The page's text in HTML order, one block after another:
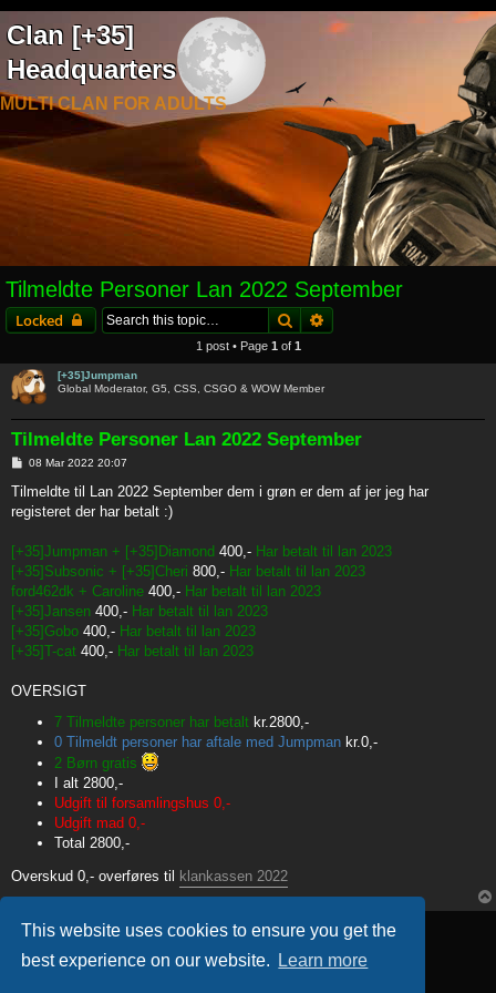
This website uses cookies to ensure you get the
best experience on our website.
Learn more
Clan [+35]
Headquarters
MULTI CLAN FOR ADULTS
Tilmeldte Personer Lan 2022 September
Locked SearchAdvanced search
1 post • Page 1 of 1
[+35]Jumpman
Global Moderator, G5, CSS, CSGO & WOW Member
Tilmeldte Personer Lan 2022 September
P
s
08 Mar 2022 20:07
Tilmeldte til Lan 2022 September dem i grøn er dem af jer jeg har
registeret der har betalt :)
[+35]Jumpman + [+35]Diamond 400,- Har betalt til lan 2023
[+35]Subsonic + [+35]Cheri 800,- Har betalt til lan 2023
ford462dk + Caroline 400,- Har betalt til lan 2023
[+35]Jansen 400,- Har betalt til lan 2023
[+35]Gobo 400,- Har betalt til lan 2023
[+35]T-cat 400,- Har betalt til lan 2023
OVERSIGT
7 Tilmeldte personer har betalt kr.2800,-
0 Tilmeldt personer har aftale med Jumpman kr.0,-
2 Børn gratis
I alt 2800,-
Udgift til forsamlingshus 0,-
Udgift mad 0,-
Total 2800,-
Overskud 0,- overføres til
klankassen 2022
Locked